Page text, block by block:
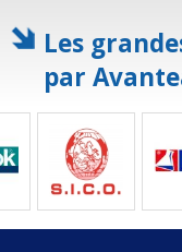
Les
par